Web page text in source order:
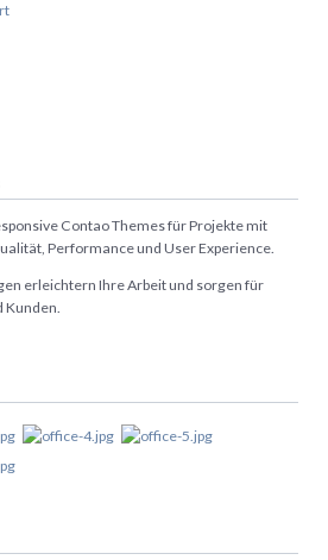
Contao Themes für Projekte mit
Performance und User Experience.
erleichtern Ihre Arbeit und sorgen für
Kunden.